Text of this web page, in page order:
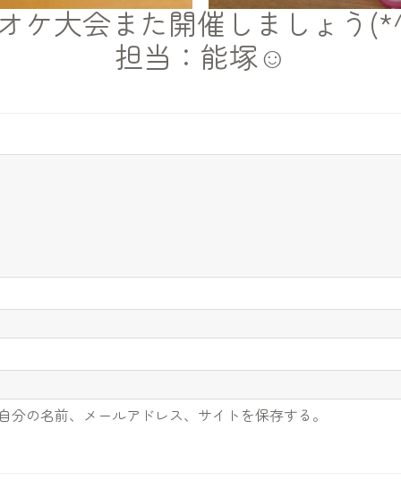
ケ大会また開催しましょう
担当：能塚☺
の名前、メールアドレス、サイトを保存する。